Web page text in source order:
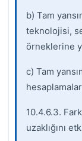
b) Tam
teknolojisi,
örneklerine
c) Tam
10.4.6.3.
uzaklığını